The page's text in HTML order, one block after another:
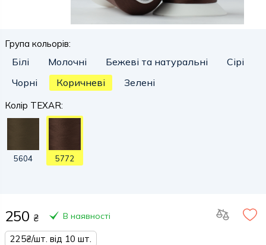
Група кольорів:
Білі Молочні Бежеві та натуральні
Сірі
Чорні
Коричневі Зелені
Колір TEXAR:
5604 5772
250 ₴ В наявності
225₴/шт. від 10 шт.